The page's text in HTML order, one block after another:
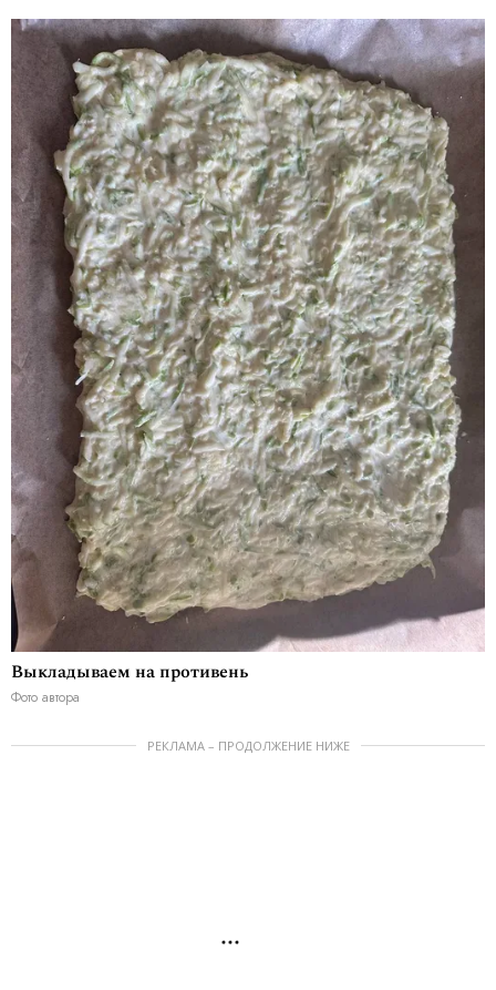
Выкладываем на противень
Фото автора
РЕКЛАМА – ПРОДОЛЖЕНИЕ НИЖЕ